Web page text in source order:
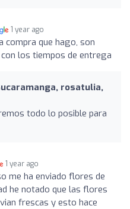
1 year ago
compra que hago, son
los tiempos de entrega
rosatulia,
todo lo posible para
1 year ago
me ha enviado flores de
he notado que las flores
frescas y esto hace